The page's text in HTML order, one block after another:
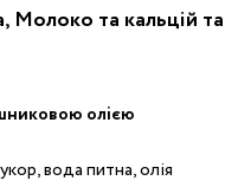
Молоко та кальцій та
олією
вода питна, олія